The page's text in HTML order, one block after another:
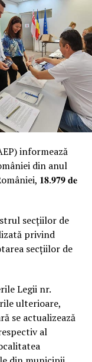
informează
din anul
𝟏𝟖.𝟗𝟕𝟗 𝐝𝐞
secțiilor de
privind
secțiilor de
Legii nr.
ulterioare,
se actualizează
al